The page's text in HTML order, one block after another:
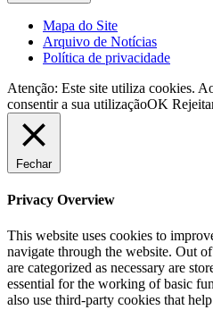
Mapa do Site
Arquivo de Notícias
Política de privacidade
Atenção: Este site utiliza cookies.
consentir a sua utilizaçãoOK
Fechar
Privacy Overview
This website uses cookies to
navigate through the website. Out
are categorized as necessary are
essential for the working of basic
also use third-party cookies that